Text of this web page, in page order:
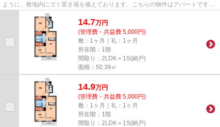
ように、敷地内にゴミ置き場を備えております。こちらの物件はアパートです。
数ある不動産物件の中からお客...
14.7万円
(管理費・共益費 5,000円)
敷：1ヶ月｜礼：1ヶ月
所在階：1階
間取り：2LDK＋1S(納戸)
面積：50.39㎡
14.9万円
(管理費・共益費 5,000円)
敷：1ヶ月｜礼：1ヶ月
所在階：1階
間取り：2LDK＋1S(納戸)